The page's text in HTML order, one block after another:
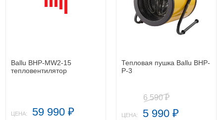
Ballu BHP-MW2-15
тепловентилятор
ЦЕНА: 59 990 ₽
Тепловая пушка Ballu BHP-
P-3
6 590₽
ЦЕНА: 5 990 ₽